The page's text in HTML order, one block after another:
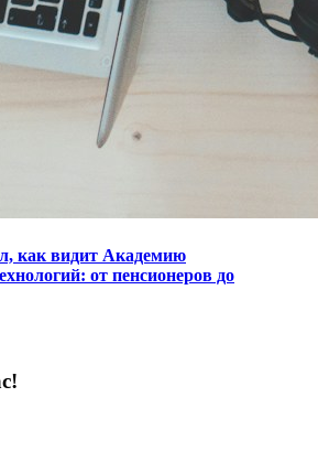
как видит Академию
от пенсионеров до